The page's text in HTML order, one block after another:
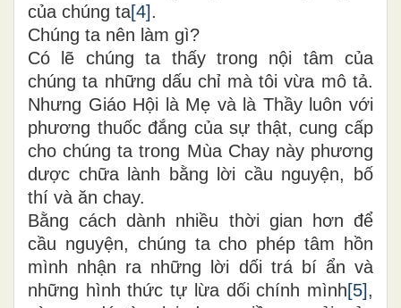
của chúng ta[4].
Chúng ta nên làm gì?
Có lẽ chúng ta thấy trong nội tâm của
chúng ta những dấu chỉ mà tôi vừa mô tả.
Nhưng Giáo Hội là Mẹ và là Thầy luôn với
phương thuốc đắng của sự thật, cung cấp
cho chúng ta trong Mùa Chay này phương
dược chữa lành bằng lời cầu nguyện, bố
thí và ăn chay.
Bằng cách dành nhiều thời gian hơn để
cầu nguyện, chúng ta cho phép tâm hồn
mình nhận ra những lời dối trá bí ẩn và
những hình thức tự lừa dối chính mình[5],